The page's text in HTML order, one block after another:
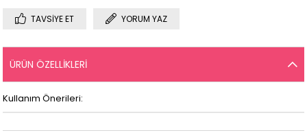
TAVSIYE ET YORUM YAZ
ÜRÜN ÖZELLIKLERI
Kullanım Önerileri: